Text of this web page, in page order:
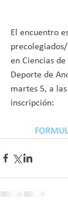
El encuentro
en Ciencias
Deporte de
martes 5, a
inscripción: